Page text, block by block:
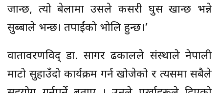
जान्छ, त्यो बेलामा उसले कसरी घुस खान्छ भन्ने
सुब्बाले भन्छ। तपाईंको भोलि हुन्छ।’
वातावरणविद् डा. सागर ढकालले संस्थाले नेपाली
माटो सुहाउँदो कार्यक्रम गर्न खोजेको र त्यसमा सबैले